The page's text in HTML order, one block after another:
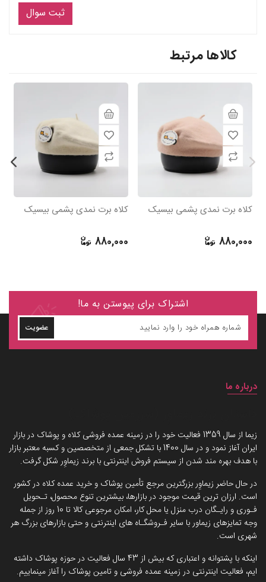
ثبت سوال
کالاها مرتبط
کلاه برت نمدی پشمی بیسیک
880,000
کلاه برت نمدی پشمی بیسیک
880,000
اشتراک برای پیوستن به ما!
عضویت
درباره ما
زیما از سال 1359 فعالیت خود را در زمینه عمده فروشی کلاه و پوشاک در بازار
ایران آغاز نمود و در سال 1400 با تشکل جمعی از متخصصین و کسبه معتبر بازار
با هدف بهره مند شدن از سیستم فروش اینترنتی با برند زیماوِر شکل گرفت.
در حال حاضر زیماوِر بزرگترین مرجع تأمین پوشاک و خرید عمده کلاه در کشور
است. ارزان ترین قیمت موجود در بازارها، بیشترین تنوع محصول، تـحویل
فـوری و رایـگان درب منزل یا محل کار، امکان مرجوعی کالا تا 10 روز از جمله
وجه تمایزهای زیماور با سایر فـروشگـاه های اینترنتی و حتی بازارهای بزرگ هر
شهری است.
اینکه با پشتوانه و اعتباری که بیش از 43 سال فعالیت در حوزه پوشاک داشته
ایم، فعالیت اینترنتی در زمینه عمده فروشی و تامین پوشاک را آغاز مینماییم.